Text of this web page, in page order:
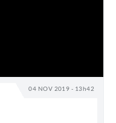
04 NOV 2019 - 13h42